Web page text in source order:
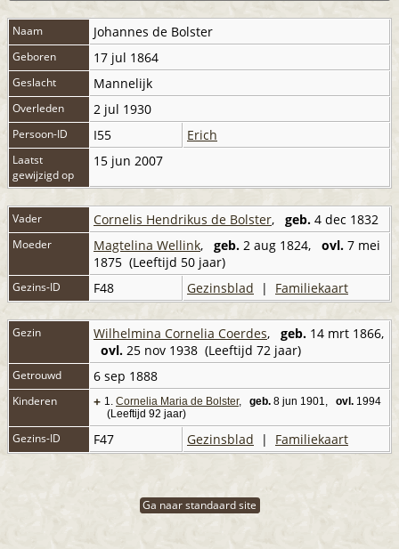
Naam Johannes de Bolster
Geboren 17 jul 1864
Geslacht Mannelijk
Overleden 2 jul 1930
Persoon-ID I55 Erich
Laatst
gewijzigd op
15 jun 2007
Vader Cornelis Hendrikus de Bolster, geb. 4 dec 1832
Moeder Magtelina Wellink, geb. 2 aug 1824, ovl. 7 mei
1875 (Leeftijd 50 jaar)
Gezins-ID F48 Gezinsblad | Familiekaart
Gezin Wilhelmina Cornelia Coerdes, geb. 14 mrt 1866,
ovl. 25 nov 1938 (Leeftijd 72 jaar)
Getrouwd 6 sep 1888
Kinderen + 1. Cornelia Maria de Bolster, geb. 8 jun 1901, ovl. 1994
(Leeftijd 92 jaar)
Gezins-ID F47 Gezinsblad | Familiekaart
Ga naar standaard site